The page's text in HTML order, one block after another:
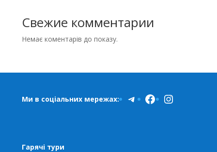
Свежие комментарии
Немає коментарів до показу.
Ми в соціальних мережах: Telegram
Facebook
Instagram
Гарячі тури